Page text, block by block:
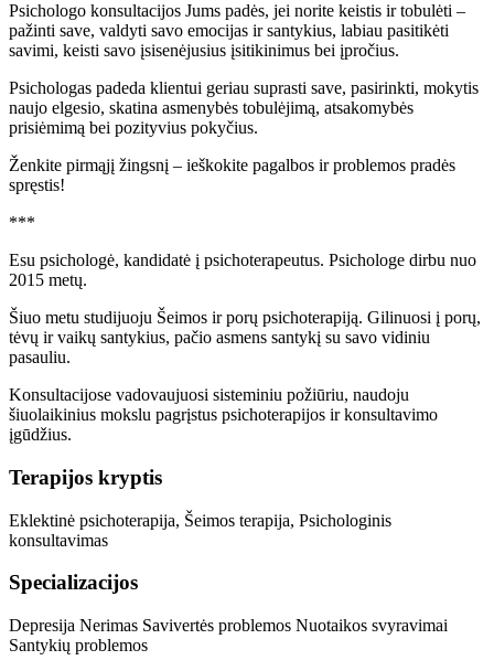
Psichologo konsultacijos Jums padės, jei norite keistis ir tobulėti –
pažinti save, valdyti savo emocijas ir santykius, labiau pasitikėti
savimi, keisti savo įsisenėjusius įsitikinimus bei įpročius.
Psichologas padeda klientui geriau suprasti save, pasirinkti, mokytis
naujo elgesio, skatina asmenybės tobulėjimą, atsakomybės
prisiėmimą bei pozityvius pokyčius.
Ženkite pirmąjį žingsnį – ieškokite pagalbos ir problemos pradės
spręstis!
***
Esu psichologė, kandidatė į psichoterapeutus. Psichologe dirbu nuo
2015 metų.
Šiuo metu studijuoju Šeimos ir porų psichoterapiją. Gilinuosi į porų,
tėvų ir vaikų santykius, pačio asmens santykį su savo vidiniu
pasauliu.
Konsultacijose vadovaujuosi sisteminiu požiūriu, naudoju
šiuolaikinius mokslu pagrįstus psichoterapijos ir konsultavimo
įgūdžius.
Terapijos kryptis
Eklektinė psichoterapija, Šeimos terapija, Psichologinis
konsultavimas
Specializacijos
Depresija Nerimas Savivertės problemos Nuotaikos svyravimai
Santykių problemos